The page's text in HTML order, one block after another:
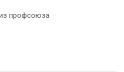
профсоюза